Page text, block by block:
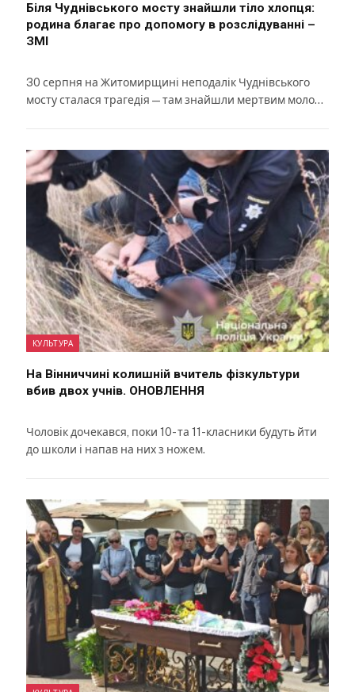
Біля Чуднівського мосту знайшли тіло хлопця:
родина благає про допомогу в розслідуванні –
ЗМІ
30 серпня на Житомирщині неподалік Чуднівського
мосту сталася трагедія — там знайшли мертвим моло…
КУЛЬТУРА
На Вінниччині колишній вчитель фізкультури
вбив двох учнів. ОНОВЛЕННЯ
Чоловік дочекався, поки 10- та 11-класники будуть йти
до школи і напав на них з ножем.